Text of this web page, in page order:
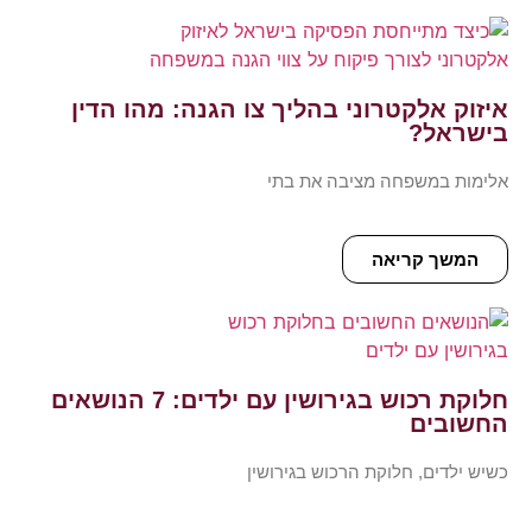
איזוק אלקטרוני בהליך צו הגנה: מהו הדין
בישראל?
אלימות במשפחה מציבה את בתי
המשך קריאה
חלוקת רכוש בגירושין עם ילדים: 7 הנושאים
החשובים
כשיש ילדים, חלוקת הרכוש בגירושין